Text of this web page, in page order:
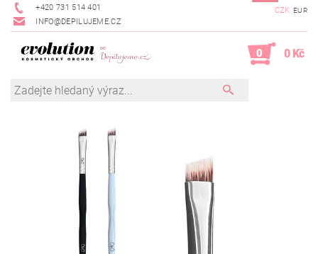
+420 731 514 401
INFO@DEPILUJEME.CZ
CZK EUR
0 0 Kč